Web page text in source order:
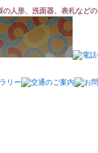
の人形、洗面器、表札など